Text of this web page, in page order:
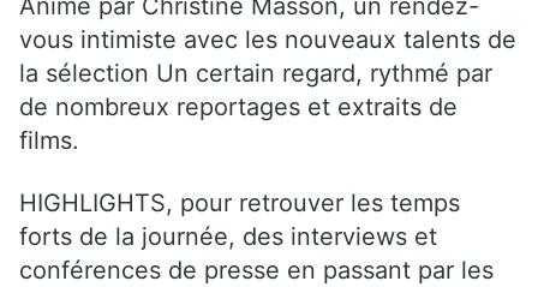
Animé par Christine Masson, un rendez-
vous intimiste avec les nouveaux talents de
la sélection Un certain regard, rythmé par
de nombreux reportages et extraits de
films.
HIGHLIGHTS, pour retrouver les temps
forts de la journée, des interviews et
conférences de presse en passant par les